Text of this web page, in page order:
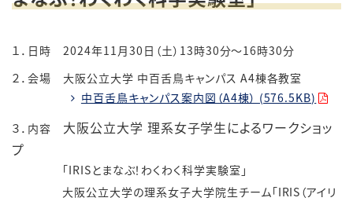
１．日時 2024年11月30日（土）13時30分～16時30分
２．会場 大阪公立大学 中百舌鳥キャンパス A4棟各教室
中百舌鳥キャンパス案内図（A4棟） (576.5KB)
３．内容 大阪公立大学 理系女子学生によるワークショッ
プ
「IRISとまなぶ！わくわく科学実験室」
大阪公立大学の理系女子大学院生チーム「IRIS（アイリ